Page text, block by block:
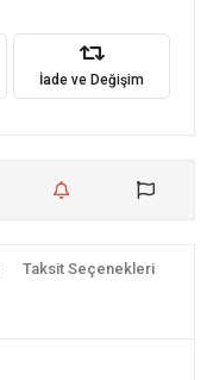
İade ve Değişim
Taksit Seçenekleri